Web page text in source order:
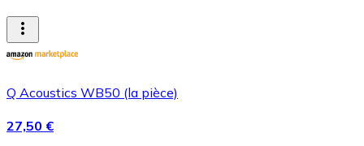
Q Acoustics WB50 (la pièce)
27,50 €